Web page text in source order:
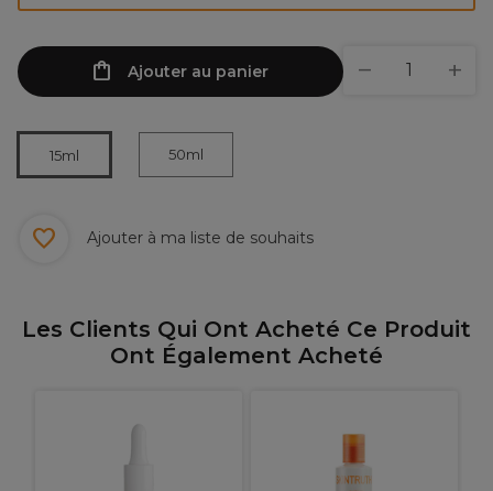
Ajouter au panier
15ml 50ml
Ajouter à ma liste de souhaits
Les Clients Qui Ont Acheté Ce Produit
Ont Également Acheté